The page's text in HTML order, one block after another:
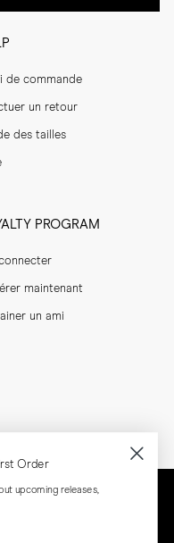
de commande
un retour
des tailles
PROGRAM
maintenant
un ami
Order
upcoming releases,